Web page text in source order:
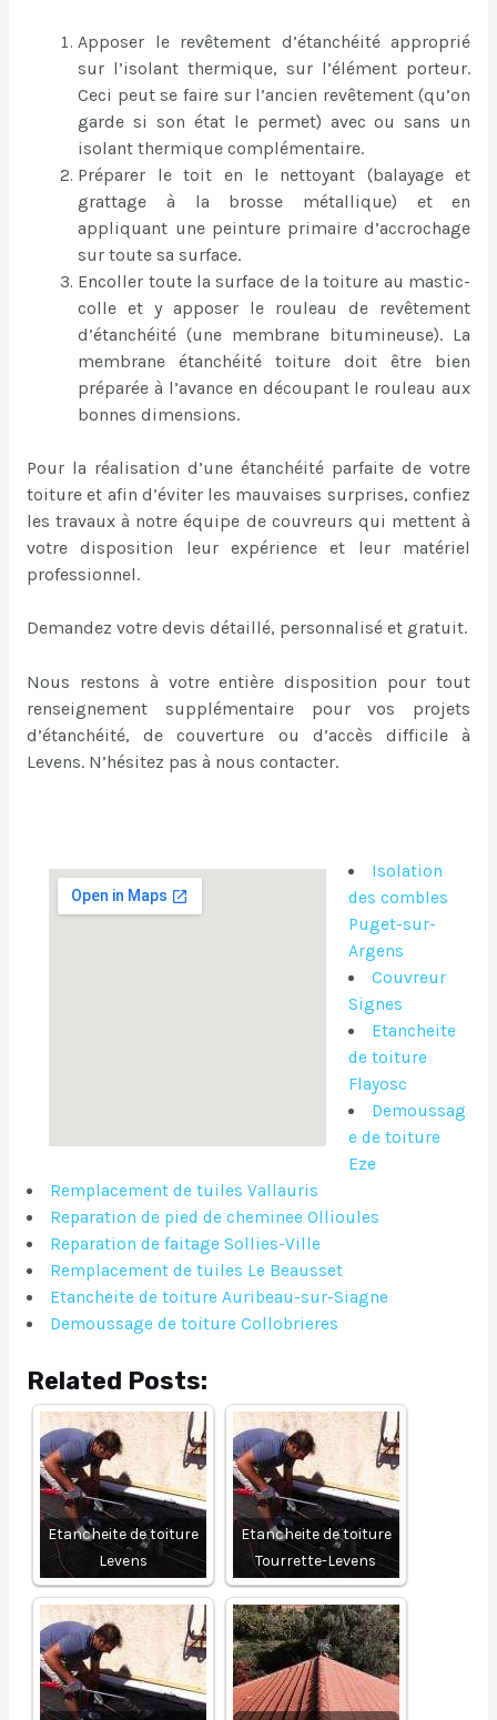
Apposer le revêtement d’étanchéité approprié
sur l’isolant thermique, sur l’élément porteur.
Ceci peut se faire sur l’ancien revêtement (qu’on
garde si son état le permet) avec ou sans un
isolant thermique complémentaire.
Préparer le toit en le nettoyant (balayage et
grattage à la brosse métallique) et en
appliquant une peinture primaire d’accrochage
sur toute sa surface.
Encoller toute la surface de la toiture au mastic-
colle et y apposer le rouleau de revêtement
d’étanchéité (une membrane bitumineuse). La
membrane étanchéité toiture doit être bien
préparée à l’avance en découpant le rouleau aux
bonnes dimensions.
Pour la réalisation d’une étanchéité parfaite de votre
toiture et afin d’éviter les mauvaises surprises, confiez
les travaux à notre équipe de couvreurs qui mettent à
votre disposition leur expérience et leur matériel
professionnel.
Demandez votre devis détaillé, personnalisé et gratuit.
Nous restons à votre entière disposition pour tout
renseignement supplémentaire pour vos projets
d’étanchéité, de couverture ou d’accès difficile à
Levens. N’hésitez pas à nous contacter.
Isolation
des combles
Puget-sur-
Argens
Couvreur
Signes
Etancheite
de toiture
Flayosc
Demoussag
e de toiture
Eze
Remplacement de tuiles Vallauris
Reparation de pied de cheminee Ollioules
Reparation de faitage Sollies-Ville
Remplacement de tuiles Le Beausset
Etancheite de toiture Auribeau-sur-Siagne
Demoussage de toiture Collobrieres
Related Posts:
Etancheite de toiture
Levens
Etancheite de toiture
Tourrette-Levens